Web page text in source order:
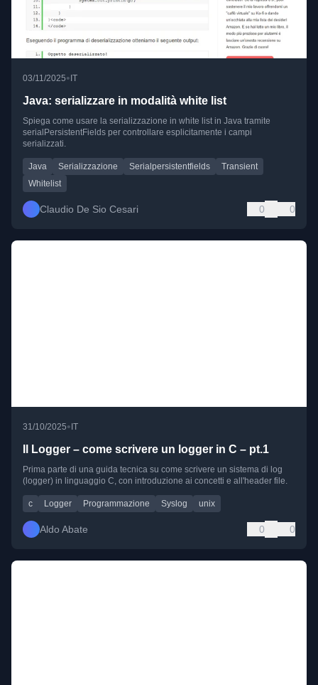
03/11/2025•IT
Java: serializzare in modalità white list
Spiega come usare la serializzazione in white list in Java tramite
serialPersistentFields per controllare esplicitamente i campi
serializzati.
Java Serializzazione Serialpersistentfields
Transient
Whitelist
Claudio De Sio Cesari 0 0
31/10/2025• IT
Il Logger – come scrivere un logger in C – pt.1
Prima parte di una guida tecnica su come scrivere un sistema di log
(logger) in linguaggio C, con introduzione ai concetti e all'header file.
c Logger Programmazione Syslog unix
Aldo Abate 0 0